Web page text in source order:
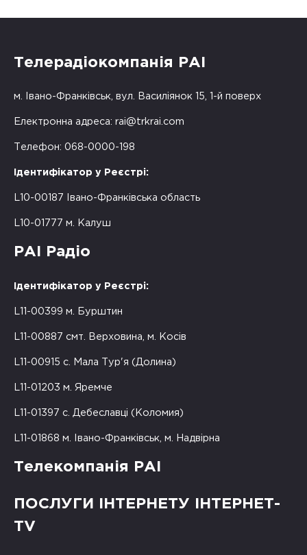
Телерадіокомпанія РАІ
м. Івано-Франківськ, вул. Василіянок 15, 1-й поверх
Електронна адреса: rai@trkrai.com
Телефон: 068-0000-198
Ідентифікатор у Реєстрі:
L10-00187 Івано-Франківська область
L10-01777 м. Калуш
РАІ Радіо
Ідентифікатор у Реєстрі:
L11-00399 м. Бурштин
L11-00887 смт. Верховина, м. Косів
L11-00915 с. Мала Тур'я (Долина)
L11-01203 м. Яремче
L11-01397 с. Дебеславці (Коломия)
L11-01868 м. Івано-Франківськ, м. Надвірна
Телекомпанія РАІ
ПОСЛУГИ ІНТЕРНЕТУ ІНТЕРНЕТ-
TV